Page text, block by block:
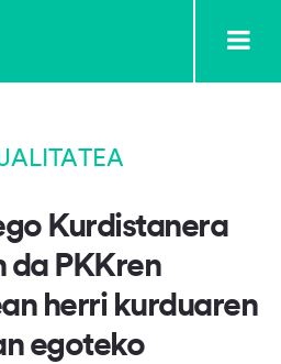
Kurdistanera
da PKKren
herri kurduaren
egoteko